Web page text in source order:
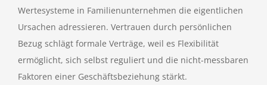
Wertesysteme in Familienunternehmen die eigentlichen
Ursachen adressieren. Vertrauen durch persönlichen
Bezug schlägt formale Verträge, weil es Flexibilität
ermöglicht, sich selbst reguliert und die nicht-messbaren
Faktoren einer Geschäftsbeziehung stärkt.